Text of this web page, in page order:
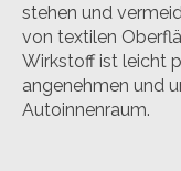
stehen und
von textilen
Wirkstoff ist leicht
angenehmen und
Autoinnenraum.